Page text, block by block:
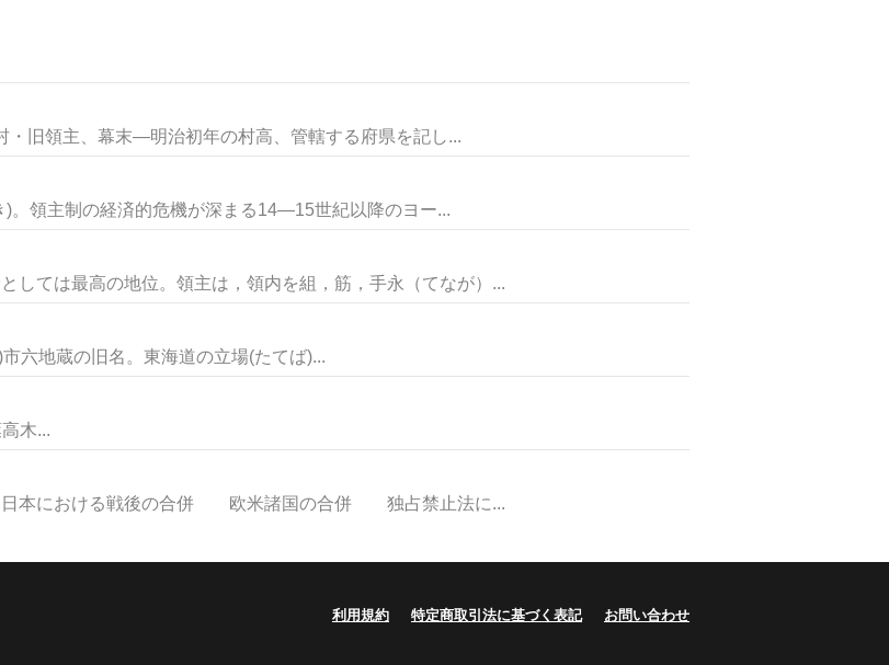
旧領主、幕末―明治初年の村高、管轄する府県を記し...
領主制の経済的危機が深まる14―15世紀以降のヨー...
しては最高の地位。領主は，領内を組，筋，手永（てなが）...
六地蔵の旧名。東海道の立場(たてば)...
木...
おける戦後の合併 欧米諸国の合併 独占禁止法に...
利用規約 特定商取引法に基づく表記 お問い合わせ